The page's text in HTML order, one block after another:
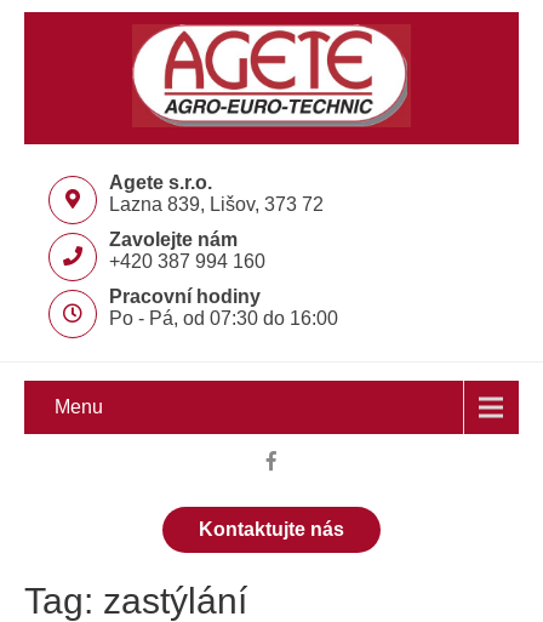
Agete s.r.o.
Lazna 839, Lišov, 373 72
Zavolejte nám
+420 387 994 160
Pracovní hodiny
Po - Pá, od 07:30 do 16:00
Menu
Kontaktujte nás
Tag: zastýlání